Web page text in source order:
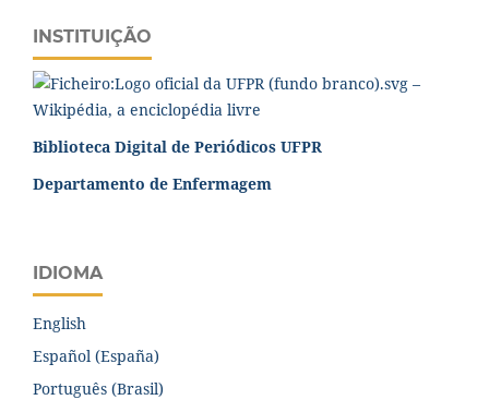
INSTITUIÇÃO
Biblioteca Digital de Periódicos UFPR
Departamento de Enfermagem
IDIOMA
English
Español (España)
Português (Brasil)